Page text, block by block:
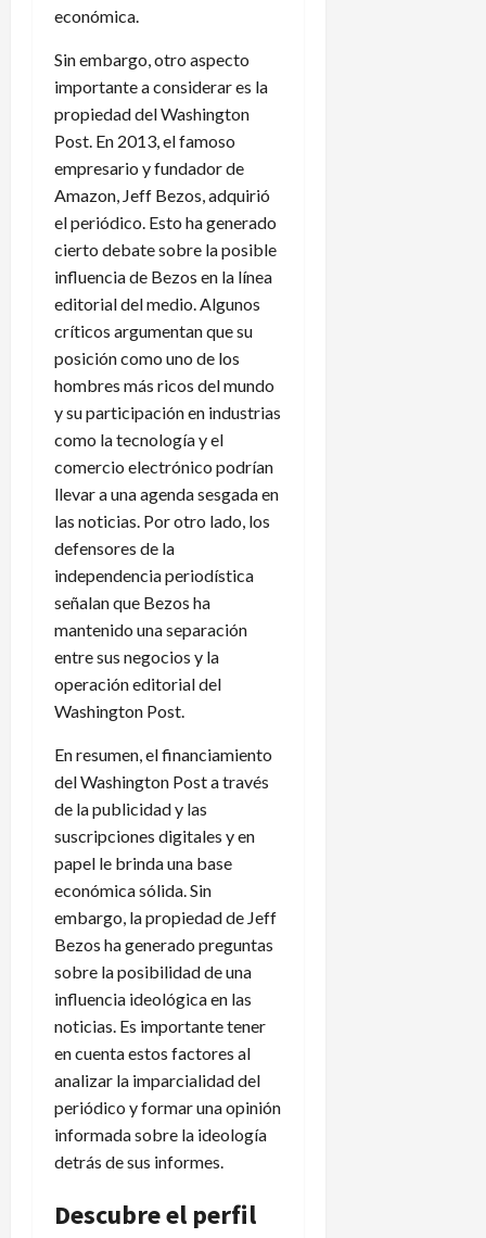
económica.
Sin embargo, otro aspecto
importante a considerar es la
propiedad del Washington
Post. En 2013, el famoso
empresario y fundador de
Amazon, Jeff Bezos, adquirió
el periódico. Esto ha generado
cierto debate sobre la posible
influencia de Bezos en la línea
editorial del medio. Algunos
críticos argumentan que su
posición como uno de los
hombres más ricos del mundo
y su participación en industrias
como la tecnología y el
comercio electrónico podrían
llevar a una agenda sesgada en
las noticias. Por otro lado, los
defensores de la
independencia periodística
señalan que Bezos ha
mantenido una separación
entre sus negocios y la
operación editorial del
Washington Post.
En resumen, el financiamiento
del Washington Post a través
de la publicidad y las
suscripciones digitales y en
papel le brinda una base
económica sólida. Sin
embargo, la propiedad de Jeff
Bezos ha generado preguntas
sobre la posibilidad de una
influencia ideológica en las
noticias. Es importante tener
en cuenta estos factores al
analizar la imparcialidad del
periódico y formar una opinión
informada sobre la ideología
detrás de sus informes.
Descubre el perfil